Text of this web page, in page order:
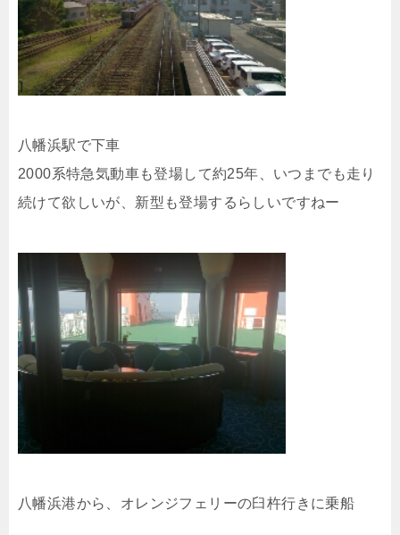
八幡浜駅で下車
2000系特急気動車も登場して約25年、いつまでも走り
続けて欲しいが、新型も登場するらしいですねー
八幡浜港から、オレンジフェリーの臼杵行きに乗船